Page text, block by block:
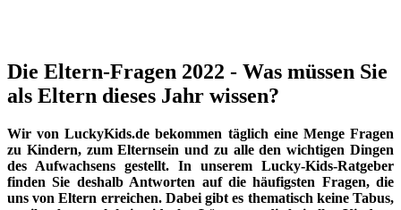
Die Eltern-Fragen 2022 - Was müssen Sie
als Eltern dieses Jahr wissen?
Wir von LuckyKids.de bekommen täglich eine Menge Fragen
zu Kindern, zum Elternsein und zu alle den wichtigen Dingen
des Aufwachsens gestellt. In unserem Lucky-Kids-Ratgeber
finden Sie deshalb Antworten auf die häufigsten Fragen, die
uns von Eltern erreichen. Dabei gibt es thematisch keine Tabus,